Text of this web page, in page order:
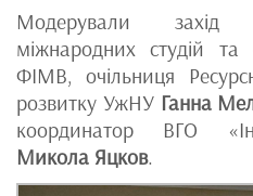
Модерували захід
міжнародних студій та
ФІМВ, очільниця
розвитку УжНУ Ганна
координатор ВГО
Микола Яцков.